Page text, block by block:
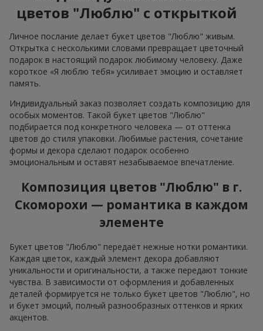
цветов "Люблю" с открыткой
Личное послание делает букет цветов "Люблю" живым.
Открытка с несколькими словами превращает цветочный
подарок в настоящий подарок любимому человеку. Даже
короткое «Я люблю тебя» усиливает эмоцию и оставляет
память.
Индивидуальный заказ позволяет создать композицию для
особых моментов. Такой букет цветов "Люблю"
подбирается под конкретного человека — от оттенка
цветов до стиля упаковки. Любимые растения, сочетание
формы и декора сделают подарок особенно
эмоциональным и оставят незабываемое впечатление.
Композиция цветов "Люблю" в г.
Скоморохи — романтика в каждом
элементе
Букет цветов "Люблю" передаёт нежные нотки романтики.
Каждая цветок, каждый элемент декора добавляют
уникальности и оригинальности, а также передают тонкие
чувства. В зависимости от оформления и добавленных
деталей формируется не только букет цветов "Люблю", но
и букет эмоций, полный разнообразных оттенков и ярких
акцентов.